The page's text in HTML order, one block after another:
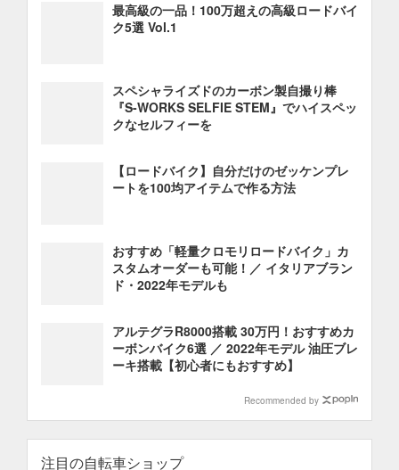
最高級の一品！100万超えの高級ロードバイ
ク5選 Vol.1
スペシャライズドのカーボン製自撮り棒
『S-WORKS SELFIE STEM』でハイスペッ
クなセルフィーを
【ロードバイク】自分だけのゼッケンプレ
ートを100均アイテムで作る方法
おすすめ「軽量クロモリロードバイク」カ
スタムオーダーも可能！／ イタリアブラン
ド・2022年モデルも
アルテグラR8000搭載 30万円！おすすめカ
ーボンバイク6選 ／ 2022年モデル 油圧ブレ
ーキ搭載【初心者にもおすすめ】
Recommended by
注目の自転車ショップ